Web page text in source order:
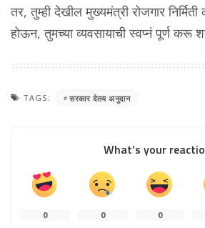
तर, तुम्ही देखील मुख्यमंत्री रोजगार निर्मिती
होऊन, तुमच्या व्यवसायाची स्वप्नं पूर्ण करू
TAGS: सरकार देतय अनुदान
What’s your
0 0 0